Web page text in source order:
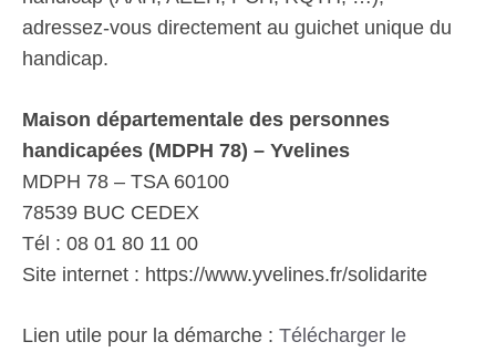
adressez-vous directement au guichet unique du
handicap.
Maison départementale des personnes
handicapées (MDPH 78) – Yvelines
MDPH 78 – TSA 60100
78539 BUC CEDEX
Tél : 08 01 80 11 00
Site internet : https://www.yvelines.fr/solidarite
Lien utile pour la démarche : Télécharger le